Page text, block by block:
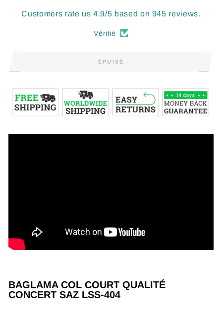
Customers rate us 4.9/5 based on 945 reviews.
Vérifié
ÉPUISÉ
BAGLAMA COL COURT QUALITÉ
CONCERT SAZ LSS-404